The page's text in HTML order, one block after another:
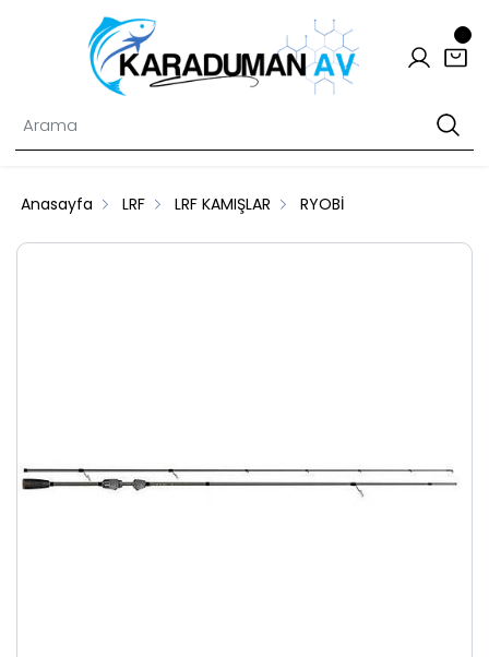
Anasayfa LRF LRF KAMIŞLAR RYOBİ